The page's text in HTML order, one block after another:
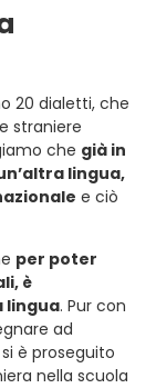
20 dialetti, che
straniere
che già in
lingua,
e ciò
per poter
è
lingua. Pur con
ad
è proseguito
nella scuola